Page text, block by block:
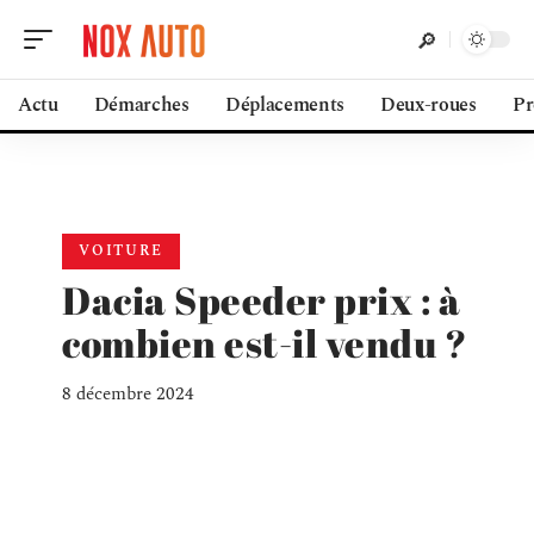
Actu Démarches Déplacements Deux-roues
VOITURE
Dacia Speeder prix : à
combien est-il vendu ?
8 décembre 2024